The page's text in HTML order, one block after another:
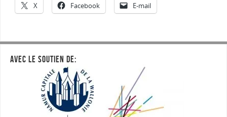
X Facebook E-mail
AVEC LE SOUTIEN DE: